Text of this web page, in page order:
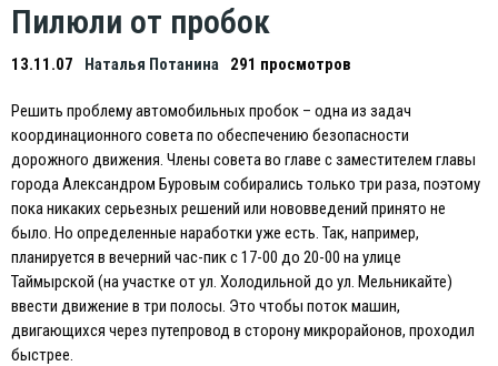
Пилюли от пробок
13.11.07 Наталья Потанина 291 просмотров
Решить проблему автомобильных пробок – одна из задач
координационного совета по обеспечению безопасности
дорожного движения. Члены совета во главе с заместителем главы
города Александром Буровым собирались только три раза, поэтому
пока никаких серьезных решений или нововведений принято не
было. Но определенные наработки уже есть. Так, например,
планируется в вечерний час-пик с 17-00 до 20-00 на улице
Таймырской (на участке от ул. Холодильной до ул. Мельникайте)
ввести движение в три полосы. Это чтобы поток машин,
двигающихся через путепровод в сторону микрорайонов, проходил
быстрее.